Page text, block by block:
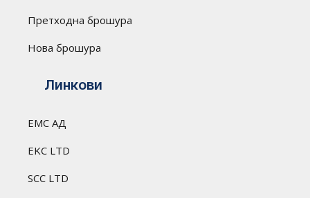
Претходна брошура
Нова брошура
Линкови
ЕМС АД
EKC LTD
SCC LTD